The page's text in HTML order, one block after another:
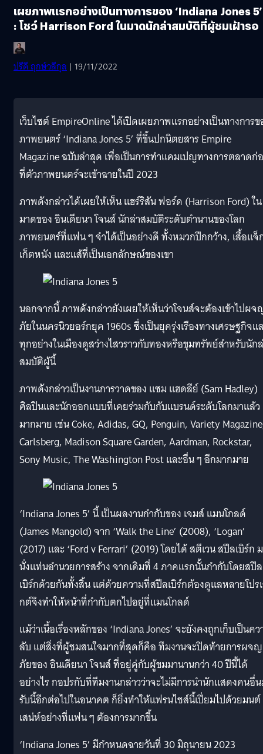
เผยภาพแรกอย่างเป็นทางการของ ‘Indiana Jones 5’
: โชว์ Harrison Ford ในมาดนักล่าสมบัติที่ผู้ชมเฝ้ารอ
ปรีดี ฤกษ์วลีกุล | 19/11/2022
เว็บไซต์ EmpireOnline ได้เปิดเผยภาพแรกอย่างเป็นทางการ
ภาพยนตร์ ‘Indiana Jones 5’ ที่ขึ้นปกนิตยสาร Empire
Magazine ฉบับล่าสุด เพื่อเป็นการทำแคมเปญทางการตลาดก่
ที่ตัวภาพยนตร์จะเข้าฉายในปี 2023
ภาพดังกล่าวได้เผยให้เห็น แฮร์ริสัน ฟอร์ด (Harrison Ford) ใน
มาดของ อินเดียนา โจนส์ นักล่าสมบัติระดับตำนานของโลก
ภาพยนตร์ที่แฟน ๆ จำได้เป็นอย่างดี ทั้งหมวกปีกกว้าง, เสื้อแจ็
เก็ตหนัง และแส้ที่เป็นเอกลักษณ์ของเขา
นอกจากนี้ ภาพดังกล่าวยังเผยให้เห็นว่าโจนส์จะต้องเข้าไปผ
ภัยในนครนิวยอร์กยุค 1960s ซึ่งเป็นยุครุ่งเรืองทางเศรษฐกิจแ
ทุกอย่างในเมืองดูสว่างไสวราวกับทองหรือขุมทรัพย์สำหรับนัก
สมบัติผู้นี้
ภาพดังกล่าวเป็นงานการวาดของ แซม แฮดลีย์ (Sam Hadley)
ศิลปินและนักออกแบบที่เคยร่วมกับกับแบรนด์ระดับโลกมาแล้ว
มากมาย เช่น Coke, Adidas, GQ, Penguin, Variety
Carlsberg, Madison Square Garden, Aardman, Rockstar,
Sony Music, The Washington Post และอื่น ๆ อีกมากมาย
‘Indiana Jones 5’ นี้ เป็นผลงานกำกับของ เจมส์ แมนโกลด์
(James Mangold) จาก ‘Walk the Line’ (2008), ‘Logan’
(2017) และ ‘Ford v Ferrari’ (2019) โดยได้ สตีเวน สปีลเบิร์ก
นั่งแท่นอำนวยการสร้าง จากเดิมที่ 4 ภาคแรกนั้นกำกับโดยสปีล
เบิร์กด้วยกันทั้งสิ้น แต่ด้วยความที่สปีลเบิร์กต้องดูแลหลายโปร
กต์จึงทำให้หน้าที่กำกับตกไปอยู่ที่แมนโกลด์
แม้ว่าเนื้อเรื่องหลักของ ‘Indiana Jones’ จะยังคงถูกเก็บเป็นค
ลับ แต่สิ่งที่ผู้ชมสนใจมากที่สุดก็คือ ทีมงานจะปิดท้ายการผจญ
ภัยของ อินเดียนา โจนส์ ที่อยู่คู่กับผู้ขมมานานกว่า 40 ปีนี้ได้
อย่างไร กอปรกับที่ทีมงานกล่าวว่าจะไม่มีการนำนักแสดงคนอื่
รับนี้อีกต่อไปในอนาคต ก็ยิ่งทำให้แฟรนไชส์นี้เปี่ยมไปด้วยมนต์
เสน่ห์อย่างที่แฟน ๆ ต้องการมากขึ้น
‘Indiana Jones 5’ มีกำหนดฉายวันที่ 30 มิถุนายน 2023